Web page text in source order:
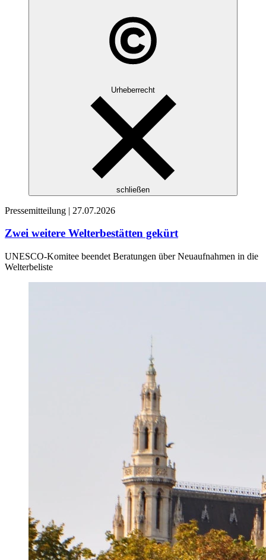
Urheberrecht
schließen
Pressemitteilung | 27.07.2026
Zwei weitere Welterbestätten gekürt
UNESCO-Komitee beendet Beratungen über Neuaufnahmen in die
Welterbeliste